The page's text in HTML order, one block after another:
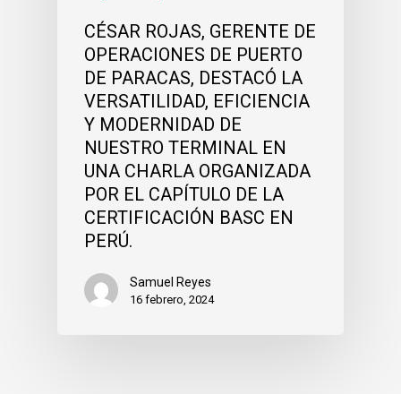
CÉSAR ROJAS, GERENTE DE
OPERACIONES DE PUERTO
DE PARACAS, DESTACÓ LA
VERSATILIDAD, EFICIENCIA
Y MODERNIDAD DE
NUESTRO TERMINAL EN
UNA CHARLA ORGANIZADA
POR EL CAPÍTULO DE LA
CERTIFICACIÓN BASC EN
PERÚ.
Samuel Reyes
16 febrero, 2024